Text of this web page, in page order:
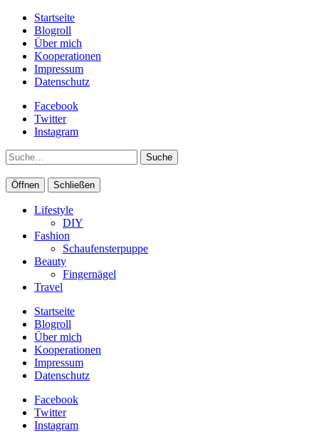
Startseite
Blogroll
Über mich
Kooperationen
Impressum
Datenschutz
Facebook
Twitter
Instagram
Suche
Öffnen Schließen
Lifestyle
DIY
Fashion
Schaufensterpuppe
Beauty
Fingernägel
Travel
Startseite
Blogroll
Über mich
Kooperationen
Impressum
Datenschutz
Facebook
Twitter
Instagram